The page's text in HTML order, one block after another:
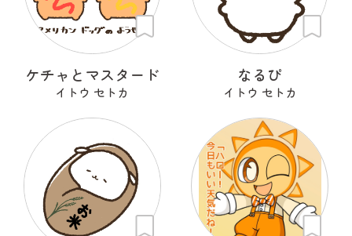
ケチャとマスタード
イトウ セトカ
なるぴ
イトウ セトカ